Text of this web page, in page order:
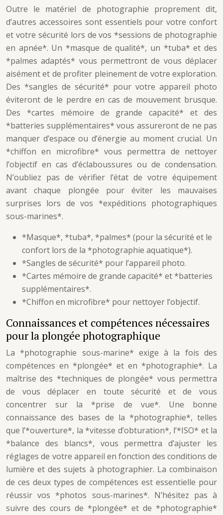
Outre le matériel de photographie proprement dit,
d’autres accessoires sont essentiels pour votre confort
et votre sécurité lors de vos *sessions de photographie
en apnée*. Un *masque de qualité*, un *tuba* et des
*palmes adaptés* vous permettront de vous déplacer
aisément et de profiter pleinement de votre exploration.
Des *sangles de sécurité* pour votre appareil photo
éviteront de le perdre en cas de mouvement brusque.
Des *cartes mémoire de grande capacité* et des
*batteries supplémentaires* vous assureront de ne pas
manquer d’espace ou d’énergie au moment crucial. Un
*chiffon en microfibre* vous permettra de nettoyer
l’objectif en cas d’éclaboussures ou de condensation.
N’oubliez pas de vérifier l’état de votre équipement
avant chaque plongée pour éviter les mauvaises
surprises lors de vos *expéditions photographiques
sous-marines*.
*Masque*, *tuba*, *palmes* (pour la sécurité et le
confort lors de la *photographie aquatique*).
*Sangles de sécurité* pour l’appareil photo.
*Cartes mémoire de grande capacité* et *batteries
supplémentaires*.
*Chiffon en microfibre* pour nettoyer l’objectif.
Connaissances et compétences nécessaires
pour la plongée photographique
La *photographie sous-marine* exige à la fois des
compétences en *plongée* et en *photographie*. La
maîtrise des *techniques de plongée* vous permettra
de vous déplacer en toute sécurité et de vous
concentrer sur la *prise de vue*. Une bonne
connaissance des bases de la *photographie*, telles
que l’*ouverture*, la *vitesse d’obturation*, l’*ISO* et la
*balance des blancs*, vous permettra d’ajuster les
réglages de votre appareil en fonction des conditions de
lumière et des sujets à photographier. La combinaison
de ces deux types de compétences est essentielle pour
réussir vos *photos sous-marines*. N’hésitez pas à
suivre des cours de *plongée* et de *photographie*